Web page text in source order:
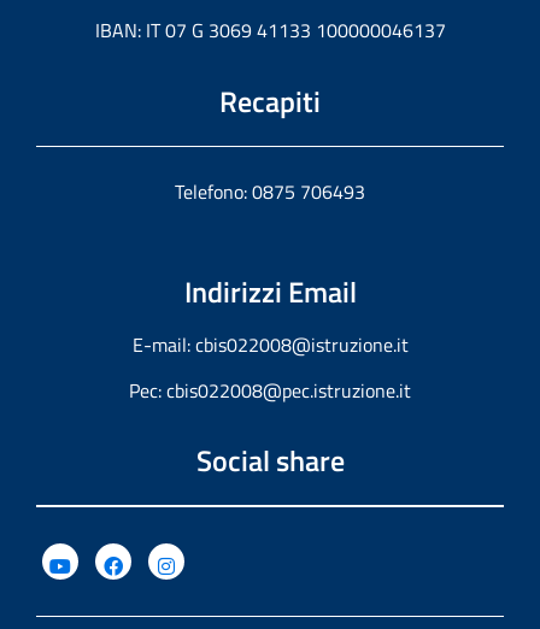
IBAN: IT 07 G 3069 41133 100000046137
Recapiti
Telefono: 0875 706493
Indirizzi Email
E-mail:cbis022008@istruzione.it
Pec:cbis022008@pec.istruzione.it
Social share